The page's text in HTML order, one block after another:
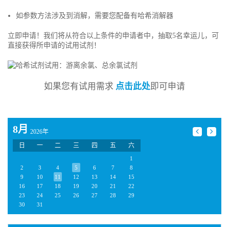
如参数方法涉及到消解，需要您配备有哈希消解器
立即申请！我们将从符合以上条件的申请者中，抽取5名幸运儿，可
直接获得所申请的试用试剂！
如果您有试用需求 点击此处即可申请
8月
2026年
日
一 二 三 四 五 六
1
2
3 4 5 6 7
8
9
10 11 12 13 14
15
16
17 18 19 20 21
22
23
24 25 26 27 28
29
30
31